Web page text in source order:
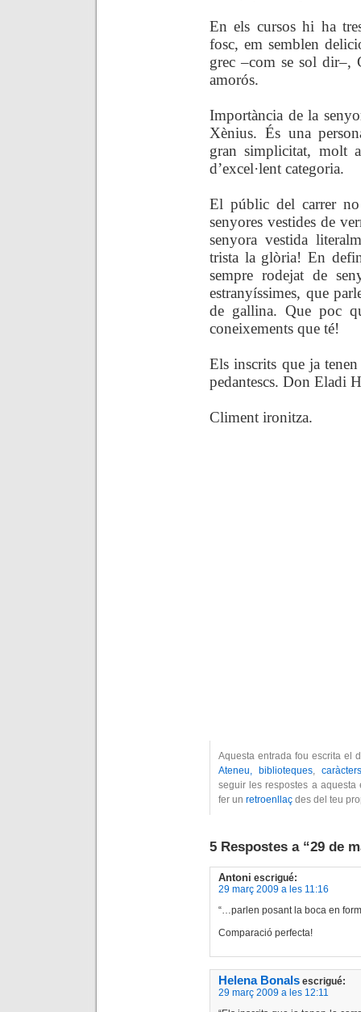
En els cursos hi ha
fosc, em semblen
grec –com se sol dir–,
amorós.
Importància de la
Xènius. És una
gran simplicitat, molt
d’excel·lent categoria.
El públic del carrer
senyores vestides de
senyora vestida
trista la glòria! En
sempre rodejat de
estranyíssimes, que
de gallina. Que poc
coneixements que té!
Els inscrits que ja
pedantescs. Don Eladi
Climent ironitza.
Aquesta entrada fou escrita el
Ateneu, biblioteques,
seguir les respostes a
fer un retroenllaç des del teu
5 Respostes a “29 de
Antoni escrigué:
29 març 2009 a les 11:16
“…parlen posant la boca en
Comparació perfecta!
Helena Bonals escrigué:
29 març 2009 a les 12:11